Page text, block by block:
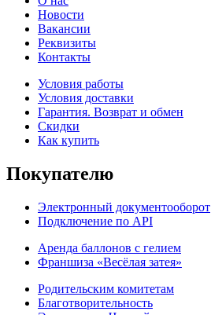
Новости
Вакансии
Реквизиты
Контакты
Условия работы
Условия доставки
Гарантия. Возврат и обмен
Скидки
Как купить
Покупателю
Электронный документооборот
Подключение по API
Аренда баллонов с гелием
Франшиза «Весёлая затея»
Родительским комитетам
Благотворительность